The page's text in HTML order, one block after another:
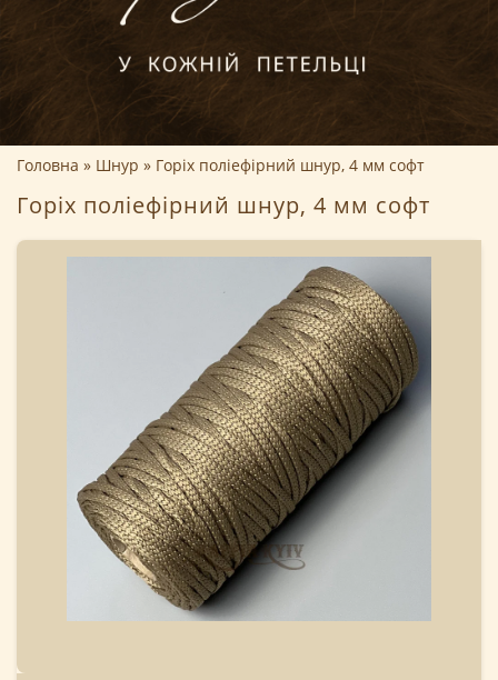
Головна Шнур Горіх поліефірний шнур, 4 мм софт
Горіх поліефірний шнур, 4 мм софт